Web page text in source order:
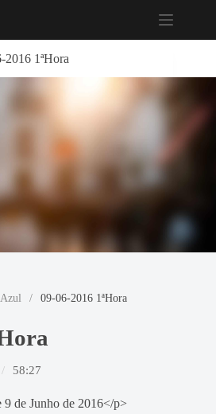
2016 1ªHora
/ 09-06-2016 1ªHora
58:27
9 de Junho de 2016</p>